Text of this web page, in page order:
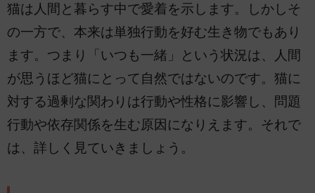
猫は人間と暮らす中で愛着を示します。しかしそ
の一方で、本来は単独行動を好む生き物でもあり
ます。つまり「いつも一緒」という状況は、人間
が思うほど猫にとって自然ではないのです。猫に
対する過剰な関わりは行動や性格に影響し、問題
行動や依存関係を生む原因になりえます。それで
は、詳しく見ていきましょう。